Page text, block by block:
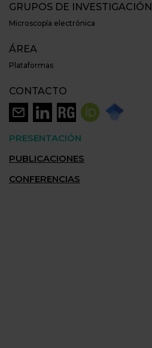
GRUPOS DE INVESTIGACIÓN
Microscopía electrónica
ÁREA
Plataformas
CONTACTO
PRESENTACIÓN
PUBLICACIONES
CONFERENCIAS